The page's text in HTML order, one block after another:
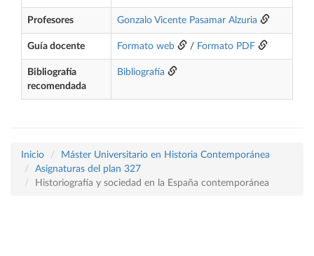
Profesores Gonzalo Vicente Pasamar Alzuria
Guía docente Formato web / Formato PDF
Bibliografía
recomendada
Bibliografía
Inicio
Máster Universitario en Historia Contemporánea
Asignaturas del plan 327
Historiografía y sociedad en la España contemporánea